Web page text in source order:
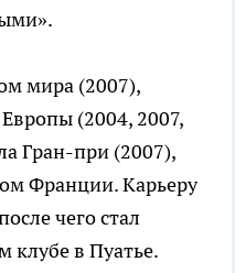
мира (2007),
(2004, 2007,
Гран-при (2007),
Франции. Карьеру
чего стал
клубе в Пуатье.